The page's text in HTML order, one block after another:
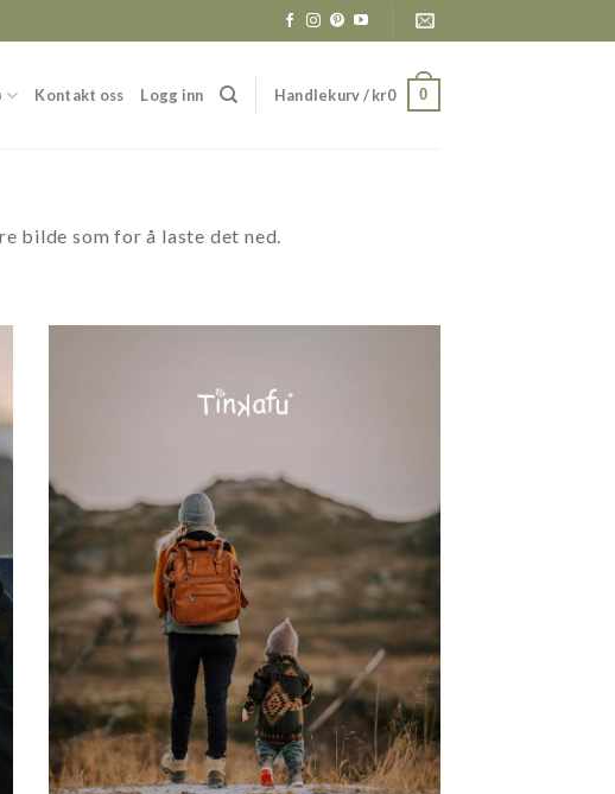
Kontakt oss Logg inn Handlekurv /kr0 0
bilde som for å laste det ned.